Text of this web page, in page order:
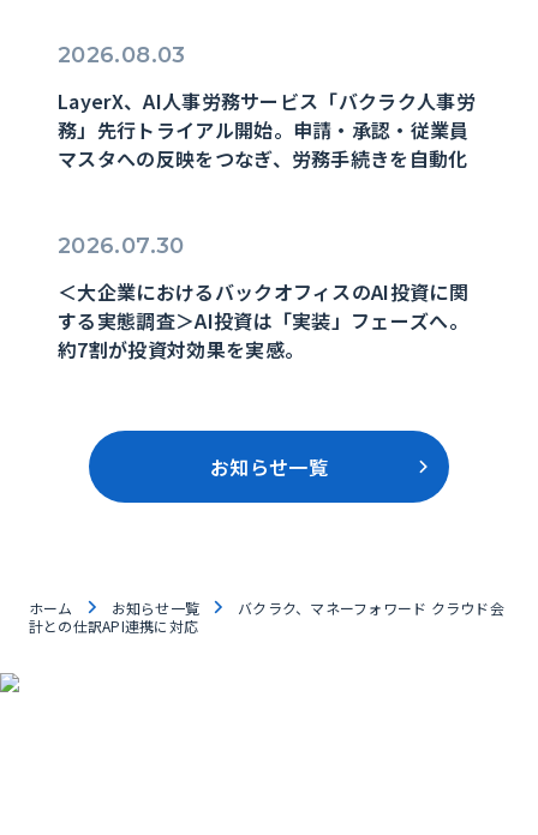
2026.08.03
LayerX、AI人事労務サービス「バクラク人事労
務」先行トライアル開始。申請・承認・従業員
マスタへの反映をつなぎ、労務手続きを自動化
2026.07.30
＜大企業におけるバックオフィスのAI投資に関
する実態調査＞AI投資は「実装」フェーズへ。
約7割が投資対効果を実感。
お知らせ一覧
ホーム お知らせ一覧
バクラク、マネーフォワード クラウド会
計との仕訳API連携に対応